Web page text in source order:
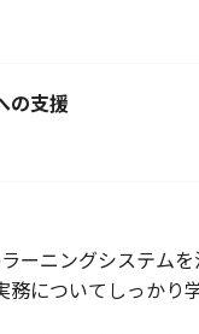
の支援
ーニングシステム
務についてしっかり